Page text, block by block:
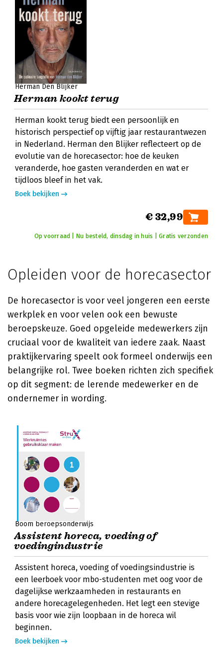
Herman Den Blijker
Herman kookt terug
Herman kookt terug biedt een persoonlijk en
historisch perspectief op vijftig jaar restaurantwezen
in Nederland. Herman den Blijker reflecteert op de
evolutie van de horecasector: hoe de keuken
veranderde, hoe gasten veranderden en wat er
tijdloos bleef in het vak.
Boek bekijken
€ 32,99
Op voorraad | Nu besteld, dinsdag in huis | Gratis verzonden
Opleiden voor de horecasector
De horecasector is voor veel jongeren een eerste
werkplek en voor velen ook een bewuste
beroepskeuze. Goed opgeleide medewerkers zijn
cruciaal voor de kwaliteit van iedere zaak. Naast
praktijkervaring speelt ook formeel onderwijs een
belangrijke rol. Twee boeken richten zich specifiek
op dit segment: de lerende medewerker en de
ondernemer in wording.
Boom beroepsonderwijs
Assistent horeca, voeding of
voedingindustrie
Assistent horeca, voeding of voedingsindustrie is
een leerboek voor mbo-studenten met oog voor de
dagelijkse werkzaamheden in restaurants en
andere horecagelegenheden. Het legt een stevige
basis voor wie zijn loopbaan in de horeca wil
beginnen.
Boek bekijken